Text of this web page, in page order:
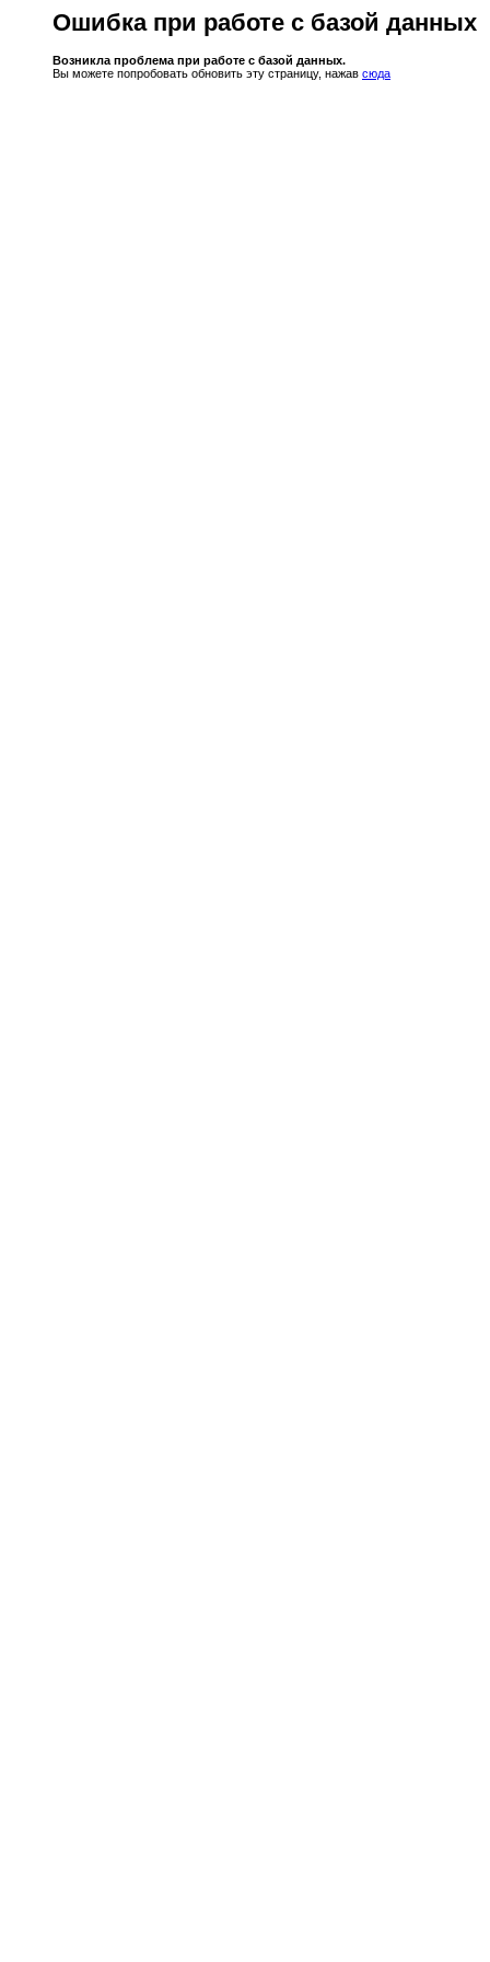
Ошибка при работе с базой данных
Возникла проблема при работе с базой данных.
Вы можете попробовать обновить эту страницу, нажав сюда